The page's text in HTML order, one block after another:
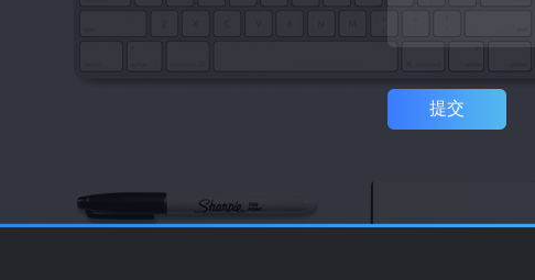
提交